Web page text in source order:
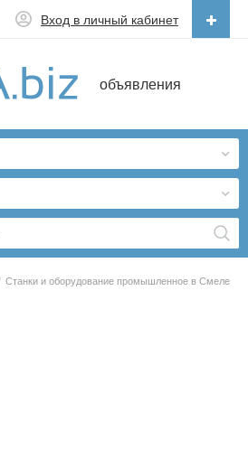
объявления
Вход в личный кабинет
Станки и оборудование промышленное в Смеле